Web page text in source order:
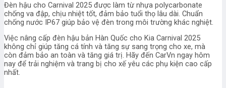
Đèn hậu cho Carnival 2025 được làm từ nhựa polycarbonate
chống va đập, chịu nhiệt tốt, đảm bảo tuổi thọ lâu dài. Chuẩn
chống nước IP67 giúp bảo vệ đèn trong môi trường khác nghiệt.
Việc nâng cấp đèn hậu bản Hàn Quốc cho Kia Carnival 2025
không chỉ giúp tăng cá tính và tăng sự sang trọng cho xe, mà
còn đảm bảo an toàn và tăng giá trị. Hãy đến CarVn ngay hôm
nay để trải nghiệm và trang bị cho xế yêu các phụ kiện cao cấp
nhất.